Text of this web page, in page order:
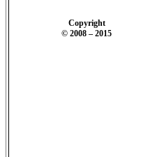
Copyright
© 2008 – 2015